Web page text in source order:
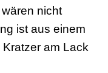
nicht
ist aus einem
am Lack